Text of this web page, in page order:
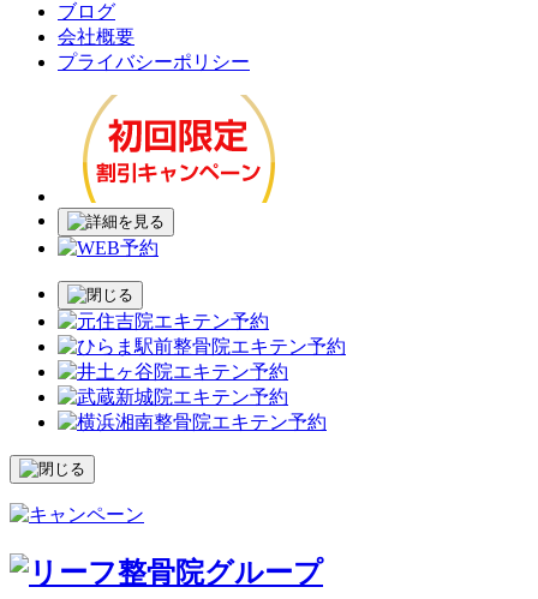
ブログ
会社概要
プライバシーポリシー